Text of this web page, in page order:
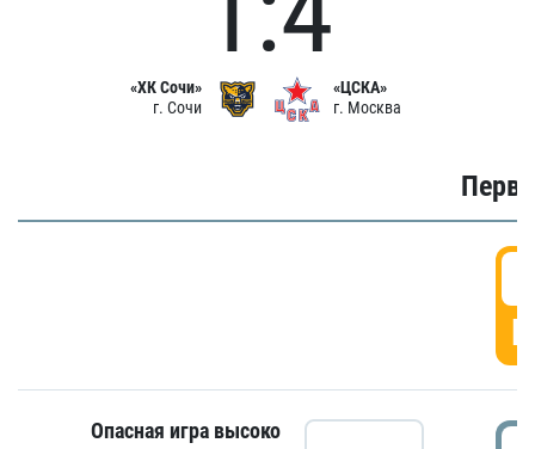
«ХК Сочи»
г. Сочи
«ЦСКА»
г. Москва
Опасная игра высоко